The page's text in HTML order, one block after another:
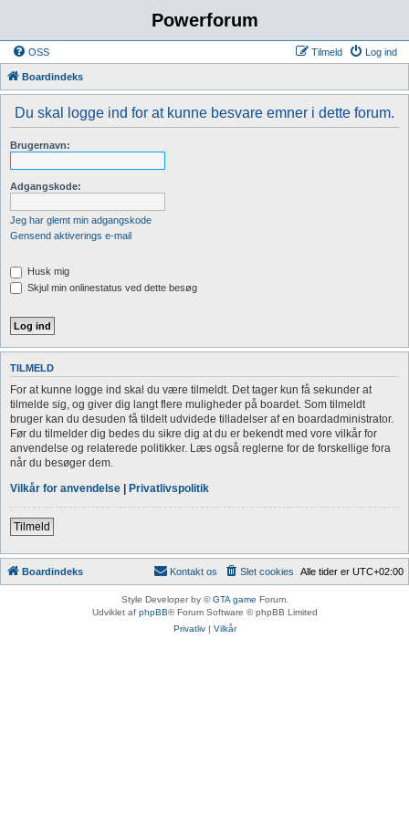
Powerforum
OSS Log ind
Tilmeld
Boardindeks
Du skal logge ind for at kunne besvare emner i dette forum.
Brugernavn:
Adgangskode:
Jeg har glemt min adgangskode
Gensend aktiverings e-mail
Husk mig
Skjul min onlinestatus ved dette besøg
TILMELD
For at kunne logge ind skal du være tilmeldt. Det tager kun få sekunder at
tilmelde sig, og giver dig langt flere muligheder på boardet. Som tilmeldt
bruger kan du desuden få tildelt udvidede tilladelser af en boardadministrator.
Før du tilmelder dig bedes du sikre dig at du er bekendt med vore vilkår for
anvendelse og relaterede politikker. Læs også reglerne for de forskellige fora
når du besøger dem.
Vilkår for anvendelse | Privatlivspolitik
Tilmeld
Boardindeks Alle tider er UTC+02:00
Slet cookies
Kontakt os
Style Developer by ©GTA game Forum.
Udviklet af phpBB® Forum Software © phpBB Limited
Privatliv| Vilkår